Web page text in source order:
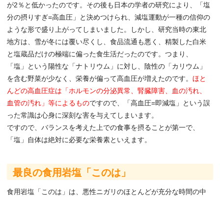
が2％と低かったのです。その後も日本の学者の研究により、「塩
分の摂りすぎ=高血圧」と決めつけられ、減塩運動が一種の信仰の
ような形で盛り上がってしまいました。しかし、研究当時の東北
地方は、雪が冬には覆い尽くし、食品流通も悪く、精製した白米
と塩蔵品だけの極端に偏った食生活だったのです。つまり、
「塩」という陽性な「ナトリウム」に対し、陰性の「カリウム」
を含む野菜が少なく、栄養が偏って高血圧が増えたのです。ほと
んどの高血圧症は「ホルモンの分泌異常、腎臓障害、血の汚れ、
血管の汚れ」等によるものですので、「高血圧=即減塩」という誤
った常識は心身に深刻な害を与えてしまいます。
ですので、バランスを考えた上での食事を摂ることが第一で、
「塩」自体は絶対に必要な栄養素といえます。
最良の食用岩塩「このは」
食用岩塩「このは」は、悪性ニガリのほとんどが充分な時間の中